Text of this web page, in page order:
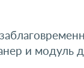
и модуль